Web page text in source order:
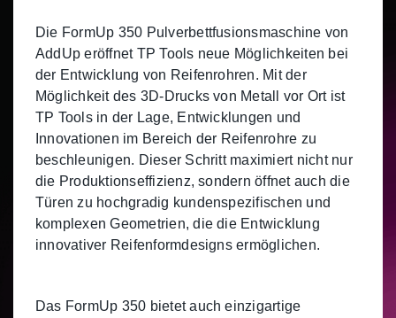
Die FormUp 350 Pulverbettfusionsmaschine von
AddUp eröffnet TP Tools neue Möglichkeiten bei
der Entwicklung von Reifenrohren. Mit der
Möglichkeit des 3D-Drucks von Metall vor Ort ist
TP Tools in der Lage, Entwicklungen und
Innovationen im Bereich der Reifenrohre zu
beschleunigen. Dieser Schritt maximiert nicht nur
die Produktionseffizienz, sondern öffnet auch die
Türen zu hochgradig kundenspezifischen und
komplexen Geometrien, die die Entwicklung
innovativer Reifenformdesigns ermöglichen.
Das FormUp 350 bietet auch einzigartige